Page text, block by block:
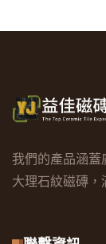
我們的產品涵
大理石紋磁磚，